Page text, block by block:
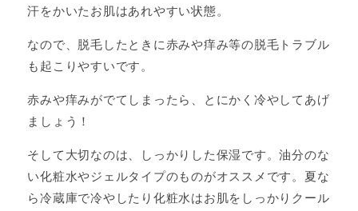
汗をかいたお肌はあれやすい状態。
なので、脱毛したときに赤みや痒み等の脱毛トラブル
も起こりやすいです。
赤みや痒みがでてしまったら、とにかく冷やしてあげ
ましょう！
そして大切なのは、しっかりした保湿です。油分のな
い化粧水やジェルタイプのものがオススメです。夏な
ら冷蔵庫で冷やしたり化粧水はお肌をしっかりクール